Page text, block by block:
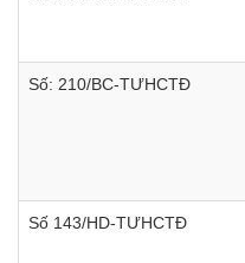
Số: 210/BC-TƯHCTĐ
Số 143/HD-TƯHCTĐ